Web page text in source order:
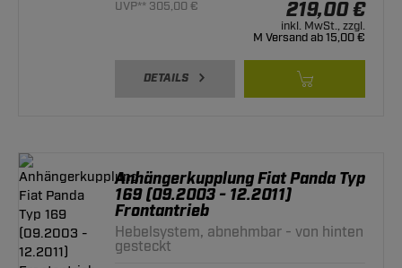
UVP** 305,00 €
219,00 €
inkl. MwSt., zzgl.
M Versand ab 15,00 €
DETAILS
Anhängerkupplung Fiat Panda Typ
169 (09.2003 - 12.2011)
Frontantrieb
Hebelsystem, abnehmbar - von hinten
gesteckt